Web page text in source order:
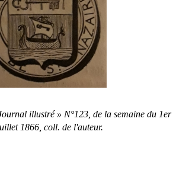
illustré » N°123, de la semaine du 1er
1866, coll. de l'auteur.